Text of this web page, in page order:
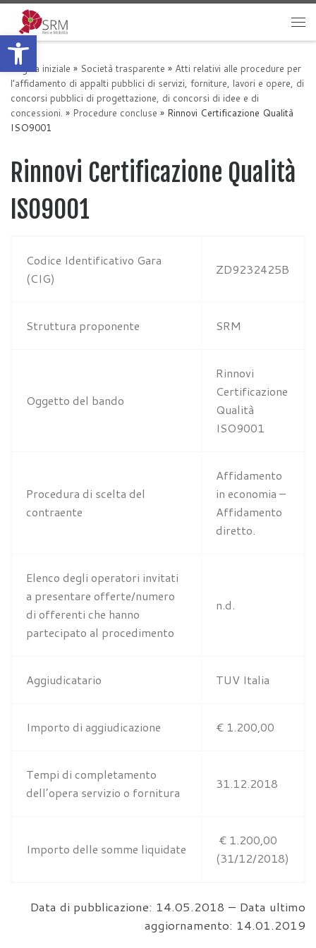
Apri la barra degli strumenti
Passa al contenuto
Pagina iniziale » Società trasparente » Atti relativi alle procedure per
l’affidamento di appalti pubblici di servizi, forniture, lavori e opere, di
concorsi pubblici di progettazione, di concorsi di idee e di
concessioni. » Procedure concluse » Rinnovi Certificazione Qualità
ISO9001
Rinnovi Certificazione Qualità
ISO9001
Codice Identificativo Gara
(CIG)
ZD9232425B
Struttura proponente SRM
Oggetto del bando
Rinnovi
Certificazione
Qualità
ISO9001
Procedura di scelta del
contraente
Affidamento
in economia –
Affidamento
diretto.
Elenco degli operatori invitati
a presentare offerte/numero
di offerenti che hanno
partecipato al procedimento
n.d.
Aggiudicatario TUV Italia
Importo di aggiudicazione € 1.200,00
Tempi di completamento
dell’opera servizio o fornitura
31.12.2018
Importo delle somme liquidate
€ 1.200,00
(31/12/2018)
Data di pubblicazione: 14.05.2018 – Data ultimo
aggiornamento: 14.01.2019